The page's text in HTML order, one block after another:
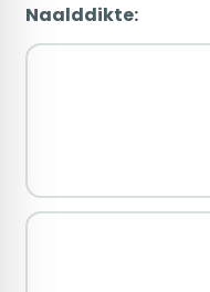
Naalddikte: